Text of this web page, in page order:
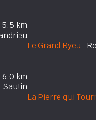
5.5 km
Le Grand Ryeu
6.0 km
Sautin
La Pierre qui